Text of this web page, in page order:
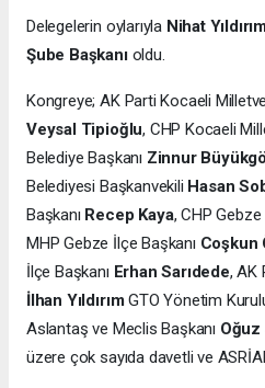
Delegelerin oylarıyla Nihat
Şube Başkanıoldu.
Kongreye; AK Parti Kocaeli
Veysal Tipioğlu, CHP Kocaeli
Belediye Başkanı Zinnur
Belediyesi Başkanvekili Hasan
Başkanı Recep Kaya, CHP Gebze
MHP Gebze İlçe Başkanı Coşkun
İlçe Başkanı Erhan Sarıdede, AK
İlhan YıldırımGTO Yönetim
Aslantaş ve Meclis Başkanı
üzere çok sayıda davetli ve